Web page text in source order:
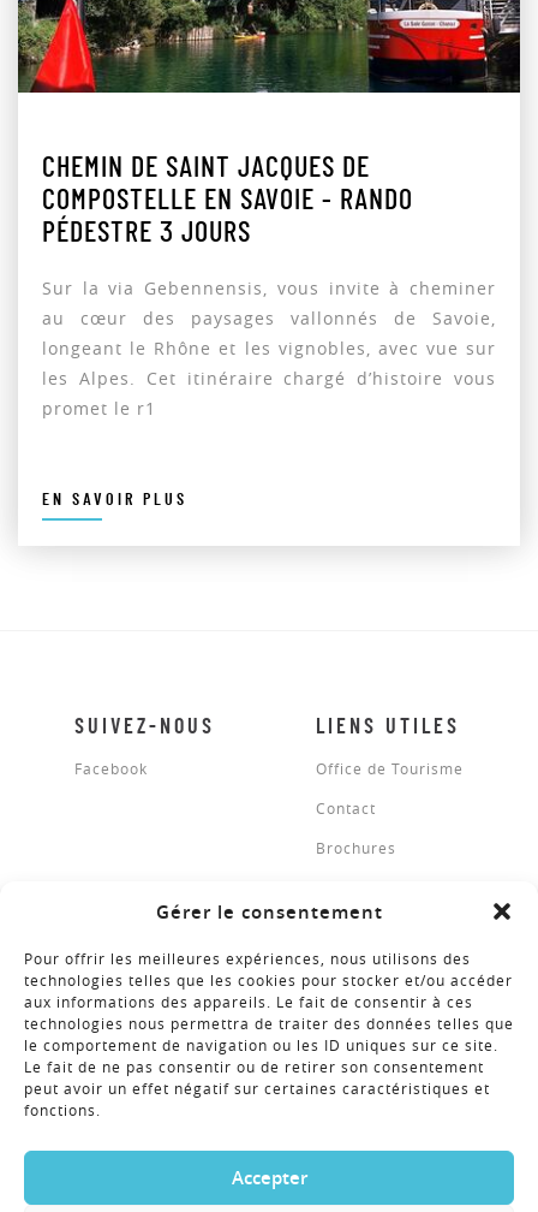
Gérer le consentement
Pour offrir les meilleures expériences, nous utilisons des
technologies telles que les cookies pour stocker et/ou accéder
aux informations des appareils. Le fait de consentir à ces
technologies nous permettra de traiter des données telles que
le comportement de navigation ou les ID uniques sur ce site.
Le fait de ne pas consentir ou de retirer son consentement
peut avoir un effet négatif sur certaines caractéristiques et
fonctions.
Accepter
CHEMIN DE SAINT JACQUES DE
COMPOSTELLE EN SAVOIE - RANDO
PÉDESTRE 3 JOURS
Sur la via Gebennensis, vous invite à cheminer
au cœur des paysages vallonnés de Savoie,
longeant le Rhône et les vignobles, avec vue sur
les Alpes. Cet itinéraire chargé d’histoire vous
promet le r1
EN SAVOIR PLUS
SUIVEZ-NOUS
Facebook
LIENS UTILES
Office de Tourisme
Contact
Brochures
BROCHURES
NEWSLETTER
COPYRIGHT © 2018 - RÉALISATION ALTIMAX